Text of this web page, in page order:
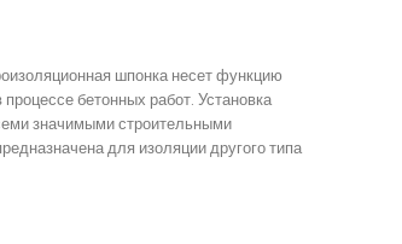
шпонка несет функцию
бетонных работ. Установка
значимыми строительными
для изоляции другого типа